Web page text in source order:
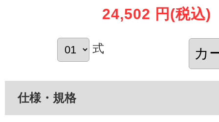
24,502 円 (税込)
式
仕様・規格